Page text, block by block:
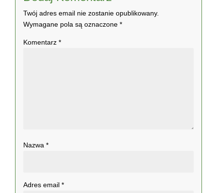
Twój adres email nie zostanie opublikowany.
Wymagane pola są oznaczone*
Komentarz*
Nazwa*
Adres email*